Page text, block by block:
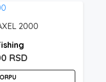
2000
RSD